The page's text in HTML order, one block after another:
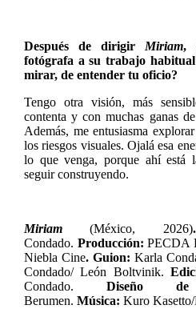
Después de dirigir Miriam,
fotógrafa a su trabajo
mirar, de entender tu oficio?
Tengo otra visión, más
contenta y con muchas ganas
Además, me entusiasma
los riesgos visuales. Ojalá esa
lo que venga, porque ahí está
seguir construyendo.
Miriam(México, 2026)
Condado. Producción: PECDA
Niebla Cine. Guion: Karla
Condado/ León Boltvinik.
Condado. Diseño
Berumen. Música: Kuro